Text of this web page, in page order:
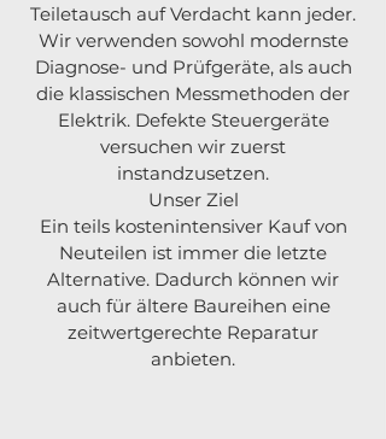
Teiletausch auf Verdacht kann jeder.
Wir verwenden sowohl modernste
Diagnose- und Prüfgeräte, als auch
die klassischen Messmethoden der
Elektrik. Defekte Steuergeräte
versuchen wir zuerst
instandzusetzen.
Unser Ziel
Ein teils kostenintensiver Kauf von
Neuteilen ist immer die letzte
Alternative. Dadurch können wir
auch für ältere Baureihen eine
zeitwertgerechte Reparatur
anbieten.